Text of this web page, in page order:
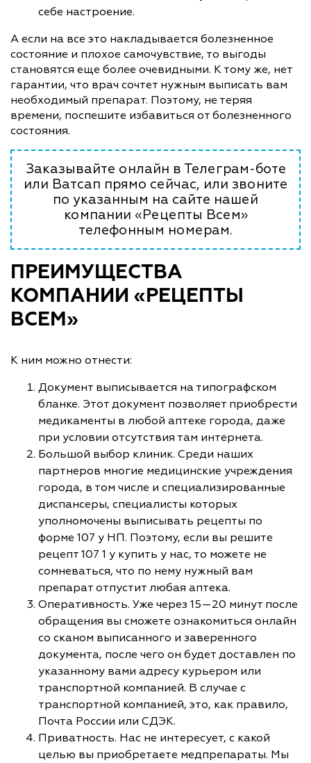
себе настроение.
А если на все это накладывается болезненное
состояние и плохое самочувствие, то выгоды
становятся еще более очевидными. К тому же, нет
гарантии, что врач сочтет нужным выписать вам
необходимый препарат. Поэтому, не теряя
времени, поспешите избавиться от болезненного
состояния.
Заказывайте онлайн в Телеграм-боте
или Ватсап прямо сейчас, или звоните
по указанным на сайте нашей
компании «Рецепты Всем»
телефонным номерам.
ПРЕИМУЩЕСТВА
КОМПАНИИ «РЕЦЕПТЫ
ВСЕМ»
К ним можно отнести:
Документ выписывается на типографском
бланке. Этот документ позволяет приобрести
медикаменты в любой аптеке города, даже
при условии отсутствия там интернета.
Большой выбор клиник. Среди наших
партнеров многие медицинские учреждения
города, в том числе и специализированные
диспансеры, специалисты которых
уполномочены выписывать рецепты по
форме 107 у НП. Поэтому, если вы решите
рецепт 107 1 у купить у нас, то можете не
сомневаться, что по нему нужный вам
препарат отпустит любая аптека.
Оперативность. Уже через 15—20 минут после
обращения вы сможете ознакомиться онлайн
со сканом выписанного и заверенного
документа, после чего он будет доставлен по
указанному вами адресу курьером или
транспортной компанией. В случае с
транспортной компанией, это, как правило,
Почта России или СДЭК.
Приватность. Нас не интересует, с какой
целью вы приобретаете медпрепараты. Мы